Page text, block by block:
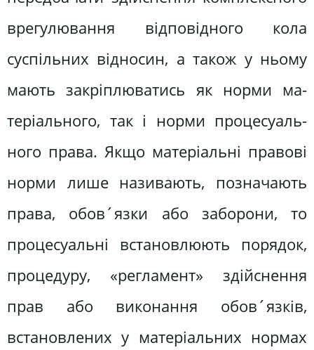
врегулювання відповідного кола
суспільних відносин, а також у ньому
мають закріплюватись як норми ма­
теріального, так і норми процесуаль­
ного права. Якщо матеріальні правові
норми лише називають, позначають
права, обов´язки або заборони, то
процесуальні встановлюють порядок,
процедуру, «регламент» здійснення
прав або виконання обов´язків,
встанов­лених у матеріальних нормах